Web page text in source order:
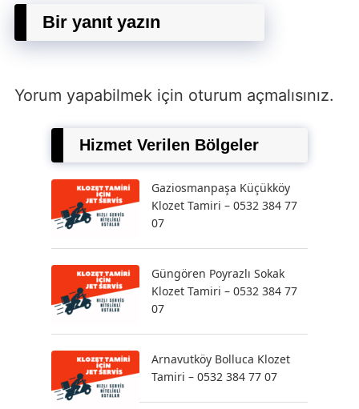
Bir yanıt yazın
Yorum yapabilmek için oturum açmalısınız.
Hizmet Verilen Bölgeler
Gaziosmanpaşa Küçükköy
Klozet Tamiri – 0532 384 77
07
Güngören Poyrazlı Sokak
Klozet Tamiri – 0532 384 77
07
Arnavutköy Bolluca Klozet
Tamiri – 0532 384 77 07